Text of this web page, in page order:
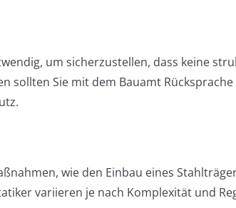
um sicherzustellen, dass keine
sollten Sie mit dem Bauamt
wie den Einbau eines
variieren je nach Komplexität und